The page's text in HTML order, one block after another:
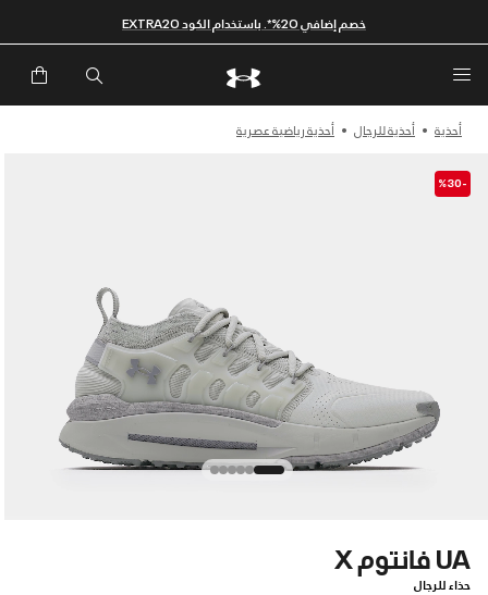
خصم إضافي 20%*. باستخدام الكود EXTRA20
أحذية أحذية للرجال أحذية رياضية عصرية
-%30
UA فانتوم X
حذاء للرجال